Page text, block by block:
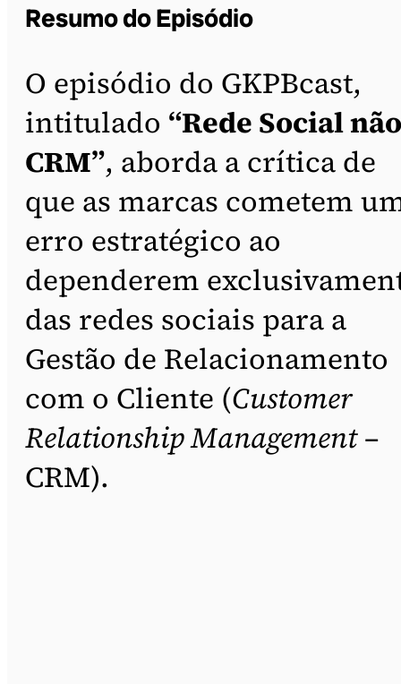
Resumo do Episódio
O episódio do GKPBcast,
intitulado “Rede Social
CRM”, aborda a crítica de
que as marcas cometem
erro estratégico ao
dependerem
das redes sociais para a
Gestão de Relacionamento
com o Cliente (Customer
Relationship Management–
CRM).